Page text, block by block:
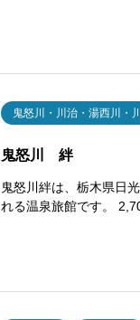
鬼怒川・川治・湯西川・
鬼怒川 絆
鬼怒川絆は、栃木県日
れる温泉旅館です。